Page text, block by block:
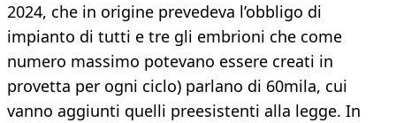
2024, che in origine prevedeva l’obbligo di
impianto di tutti e tre gli embrioni che come
numero massimo potevano essere creati in
provetta per ogni ciclo) parlano di 60mila, cui
vanno aggiunti quelli preesistenti alla legge. In